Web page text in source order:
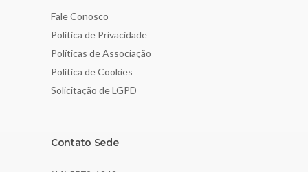
Fale Conosco
Política de Privacidade
Políticas de Associação
Política de Cookies
Solicitação de LGPD
Contato Sede